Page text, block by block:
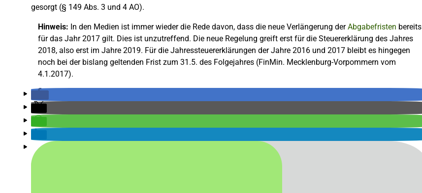
gesorgt (§ 149 Abs. 3 und 4 AO).
Hinweis: In den Medien ist immer wieder die Rede davon, dass die neue Verlängerung derAbgabefristen bereits
für das Jahr 2017 gilt. Dies ist unzutreffend. Die neue Regelung greift erst für die Steuererklärung des Jahres
2018, also erst im Jahre 2019. Für die Jahressteuererklärungen der Jahre 2016 und 2017 bleibt es hingegen
noch bei der bislang geltenden Frist zum 31.5. des Folgejahres (FinMin. Mecklenburg-Vorpommern vom
4.1.2017).